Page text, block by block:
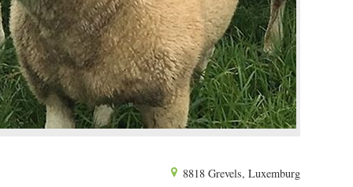
8818 Grevels, Luxemburg